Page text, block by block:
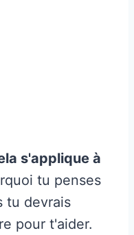
s'applique à
tu penses
tu devrais
pour t'aider.